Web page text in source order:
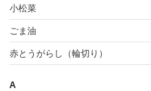
小松菜
ごま油
赤とうがらし（輪切り）
A